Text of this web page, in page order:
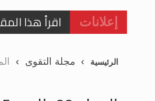
إعلانات
اقرأ هذا
الحجّ..
الرئيسية مجلة التقوى المجلد 22،